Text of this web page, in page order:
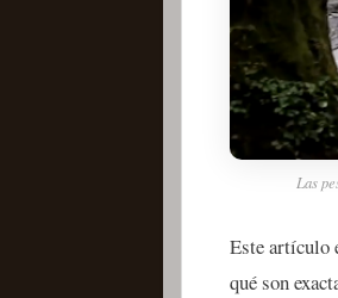
Las
Este artículo
qué son